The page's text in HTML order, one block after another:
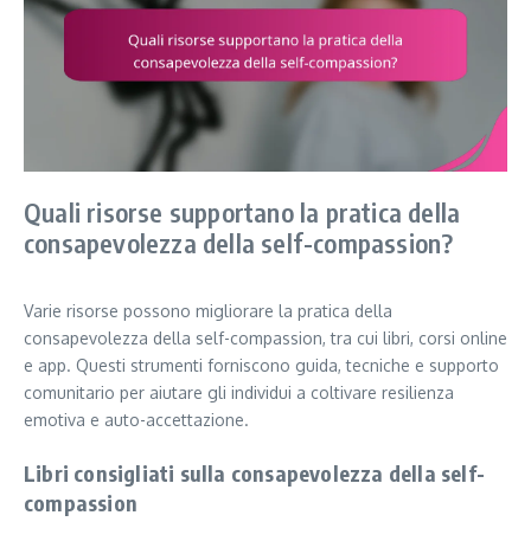
Quali risorse supportano la pratica della
consapevolezza della self-compassion?
Varie risorse possono migliorare la pratica della
consapevolezza della self-compassion, tra cui libri, corsi online
e app. Questi strumenti forniscono guida, tecniche e supporto
comunitario per aiutare gli individui a coltivare resilienza
emotiva e auto-accettazione.
Libri consigliati sulla consapevolezza della self-
compassion